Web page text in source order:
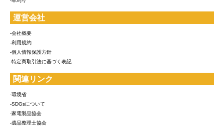
運営会社
-会社概要
-利用規約
-個人情報保護方針
-特定商取引法に基づく表記
関連リンク
-環境省
-SDGsについて
-家電製品協会
-遺品整理士協会